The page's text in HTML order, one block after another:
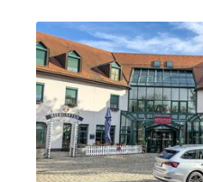
Portfolio in Österreich